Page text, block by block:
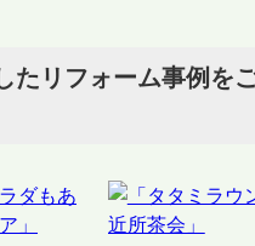
たリフォーム事例を